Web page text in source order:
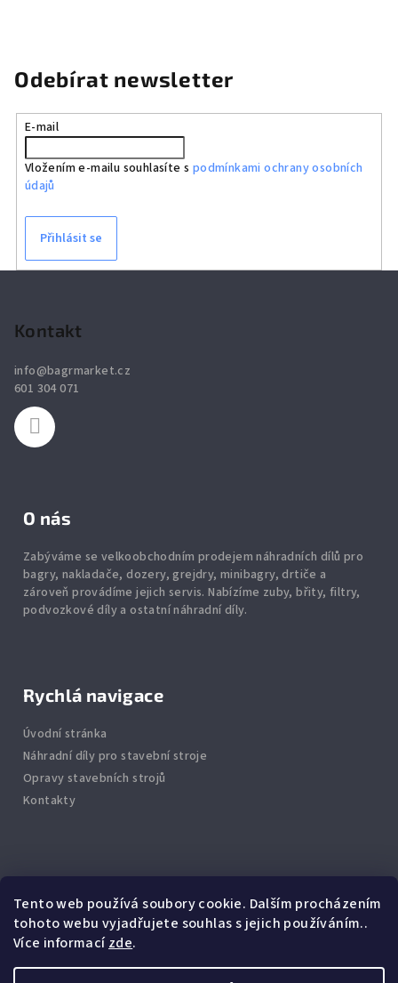
Tento web používá soubory cookie. Dalším procházením
tohoto webu vyjadřujete souhlas s jejich používáním..
Více informacízde.
Odebírat newsletter
E-mail
Vložením e-mailu souhlasíte s podmínkami ochrany osobních
údajů
Přihlásit se
Kontakt
info@bagrmarket.cz
601 304 071
O nás
Zabýváme se velkoobchodním prodejem náhradních dílů pro
bagry, nakladače, dozery, grejdry, minibagry, drtiče a
zároveň provádíme jejich servis. Nabízíme zuby,břity,filtry,
podvozkové díly a ostatní náhradní díly.
Rychlá navigace
Úvodní stránka
Náhradní díly pro stavební stroje
Opravy stavebních strojů
Kontakty
Jak nakupovat
Obchodní podmínky
Podmínky ochrany osobních údajů